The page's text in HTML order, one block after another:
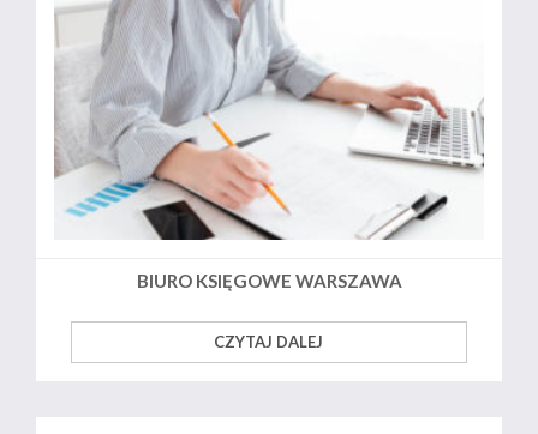
BIURO KSIĘGOWE WARSZAWA
CZYTAJ DALEJ